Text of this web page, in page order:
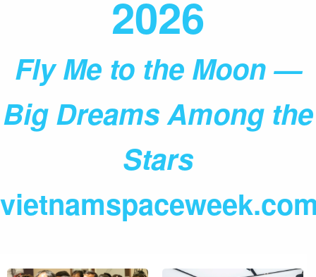
2026
Fly Me to the Moon —
Big Dreams Among the
Stars